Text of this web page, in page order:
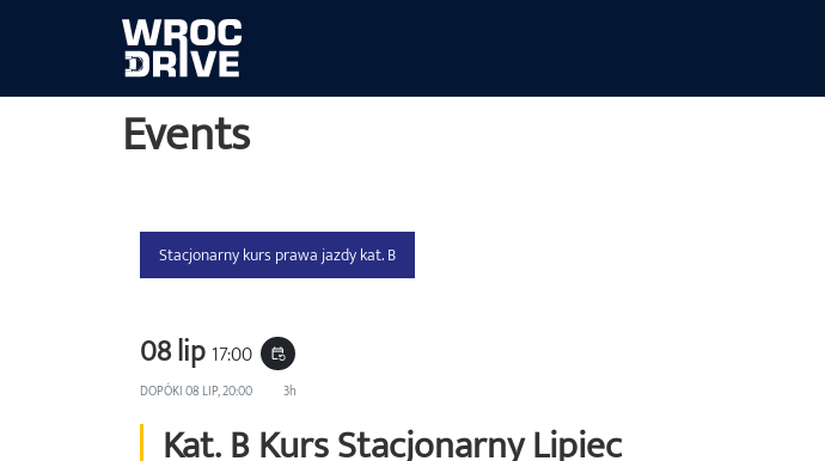
Events
Stacjonarny kurs prawa jazdy kat. B
08 lip 17:00 event_repeat
DOPÓKI08 LIP, 20:00 3h
Kat. B Kurs Stacjonarny Lipiec